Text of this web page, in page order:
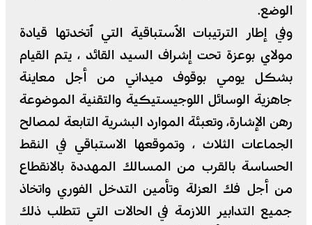
الوضع.
وفي إطار الترتيبات الٱستباقية التي ٱتخدتها قيادة
مولاي بوعزة تحت إشراف السيد القائد ، يتم القيام
بشكل يومي بوقوف ميداني من أجل معاينة
جاهزية الوسائل اللوجيستيكية والتقنية الموضوعة
رهن الإشارة، وتعبئة الموارد البشرية التابعة لمصالح
الجماعات الثلاث ، وتموقعها الاستباقي في النقط
الحساسة بالقرب من المسالك المهددة بالانقطاع
من أجل فك العزلة وتأمين التدخل الفوري واتخاذ
جميع التدابير اللازمة في الحالات التي تتطلب ذلك